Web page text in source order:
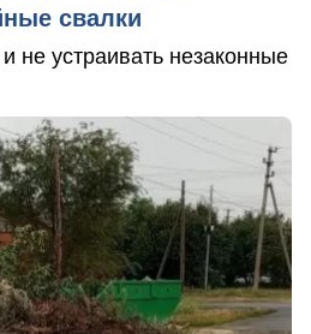
свалки
не устраивать незаконные